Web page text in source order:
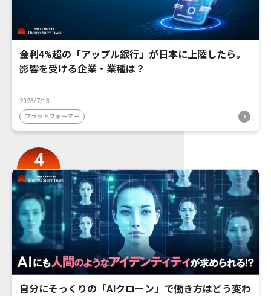
金利4%超の「アップル銀行」が日本に上陸したら。
影響を受ける企業・業種は？
2023/7/13
プラットフォーマー
自分にそっくりの「AIクローン」で働き方はどう変わ